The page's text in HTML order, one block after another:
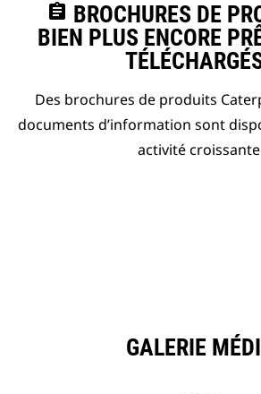
assignment BROCHURES DE
BIEN PLUS ENCORE
Des brochures de produits
documents d’information sont
activité
GALERIE